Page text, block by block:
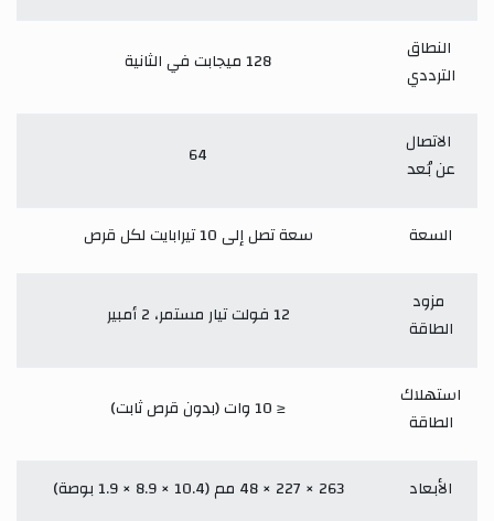
128 ميجابت في الثانية
النطاق
الترددي
64
الاتصال
عن بُعد
سعة تصل إلى 10 تيرابايت لكل قرص السعة
12 فولت تيار مستمر، 2 أمبير
مزود
الطاقة
≤ 10 وات (بدون قرص ثابت)
استهلاك
الطاقة
263 × 227 × 48 مم (10.4 × 8.9 × 1.9 بوصة) الأبعاد